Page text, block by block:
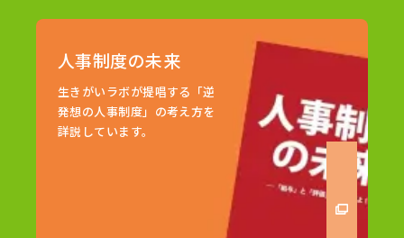
人事制度の未来
生きがいラボが提唱する「逆
発想の人事制度」の考え方を
詳説しています。